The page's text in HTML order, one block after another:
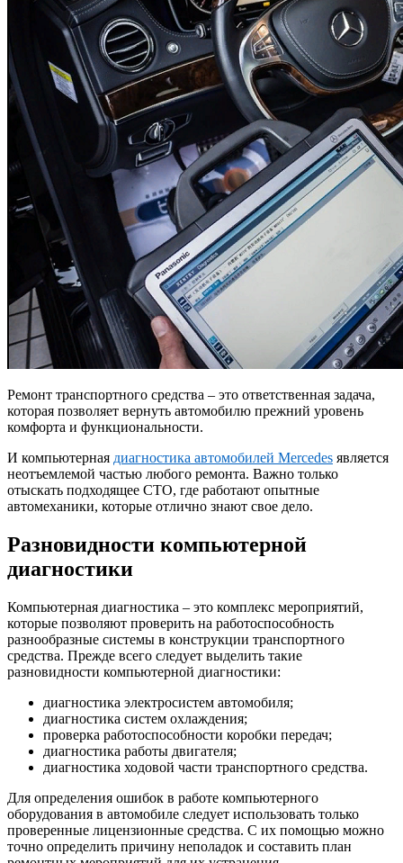
Ремонт транспортного средства – это ответственная задача,
которая позволяет вернуть автомобилю прежний уровень
комфорта и функциональности.
И компьютерная диагностика автомобилей Mercedes является
неотъемлемой частью любого ремонта. Важно только
отыскать подходящее СТО, где работают опытные
автомеханики, которые отлично знают свое дело.
Разновидности компьютерной
диагностики
Компьютерная диагностика – это комплекс мероприятий,
которые позволяют проверить на работоспособность
разнообразные системы в конструкции транспортного
средства. Прежде всего следует выделить такие
разновидности компьютерной диагностики:
диагностика электросистем автомобиля;
диагностика систем охлаждения;
проверка работоспособности коробки передач;
диагностика работы двигателя;
диагностика ходовой части транспортного средства.
Для определения ошибок в работе компьютерного
оборудования в автомобиле следует использовать только
проверенные лицензионные средства. С их помощью можно
точно определить причину неполадок и составить план